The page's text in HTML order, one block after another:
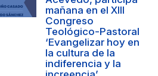
mañana en el XIII
Congreso
Teológico-Pastoral
‘Evangelizar hoy en
la cultura de la
indiferencia y la